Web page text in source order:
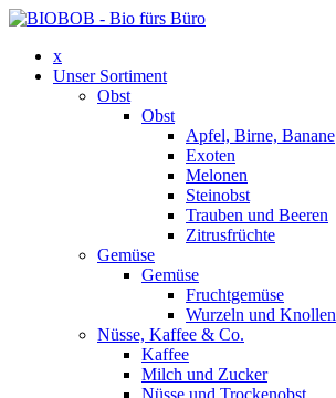
x
Unser Sortiment
Obst
Obst
Apfel, Birne, Banane
Exoten
Melonen
Steinobst
Trauben und Beeren
Zitrusfrüchte
Gemüse
Gemüse
Fruchtgemüse
Wurzeln und Knollen
Nüsse, Kaffee & Co.
Kaffee
Milch und Zucker
Nüsse und Trockenobst